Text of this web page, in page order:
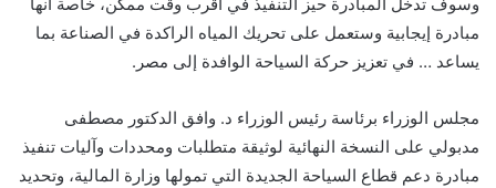
مبادرة إيجابية وستعمل على تحريك المياه الراكدة في الصناعة بما
يساعد … في تعزيز حركة السياحة الوافدة إلى مصر.
مجلس الوزراء برئاسة رئيس الوزراء د. وافق الدكتور مصطفى
مدبولي على النسخة النهائية لوثيقة متطلبات ومحددات وآليات تنفيذ
مبادرة دعم قطاع السياحة الجديدة التي تمولها وزارة المالية، وتحديد